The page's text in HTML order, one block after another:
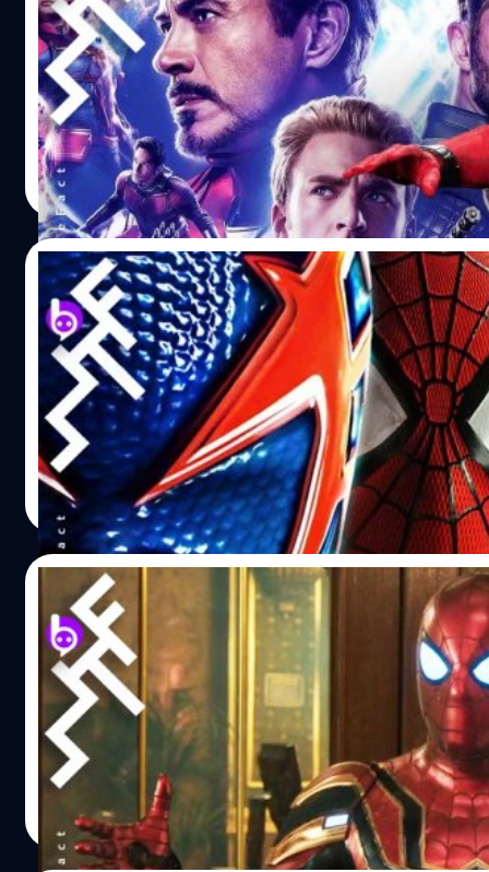
Marvel Studios และ Disney ได้รับความสนใจเป็นอย่างมาก
Spider-Man: Far From Home สามารถคว้ารางวัลใหญ่ไป
เพื่อยกย่องภาพยนตร์ยอดเยี่ยมในสาขาวิทยาศาสตร์, แฟนต
รีส์ทางโทรทัศน์ และรวมถึงผลงานที่สร้างเพื่อฉายในโรงภา
2019 งานการประกาศผลรางวัล Saturn Awards ครั้งที่ 45
โดย…
ปรีดี ฤกษ์วลีกุล| 2519 days ago
Read More
12/09/2019
เมื่อสัญญา 2 ค่ายพังลง Marvel และ Sony สา
หลังจากข่าวแยกทางของ 2 ค่ายอย่าง Sony และ Marvel จบ
ดูเรื่องของอนาคตเรามาปัดฝุ่นมหากาพย์เรื่องราวของ
ด้านการเงินเข้าขั้นวิกฤติ จำให้ต้องขายลิขสิทธิ์ตัวละครออกไ
มีสัญญาว่า 'สิทธิ์ในการสร้างหนัง Spider-Man จะเป็นของ
ตอบแทนที่ Marvel ได้จะมีแค่ค่าลิขสิทธิ์รายปีที่ไม่ได้เกี่ยวข้อง
หลังการเปิดตัว Spider-Man ในเวอร์ชันต่างๆ มันไม่ได้มีปัญห
Natnaree TK| 2521 days ago
Read More
02/09/2019
ยังได้ไปต่อ! Spider-Man: Far From ทำรายไ
เมื่อระยะเวลาในการฉาย Spider-Man: Far From Home ใ
โดยการเปิดฉาย Spider-Man: Far From Home เวอร์ชันใ
ดีเลยทีเดียว ปล. ก่อนหน้านี้ Disney เคยนำ Avengers:
Avengers: Endgame ทำรายได้รวมทั่วโลกแซงหน้า
ภาพยนตร์ Box Office Mojo ได้รายงานว่า Spider-Man:
4.2 ล้านเหรียญ ซึ่งเพิ่มสูงขึ้น 153.2% จากสุดสัปดาห์ก่อนที่ทำ
ปรีดี ฤกษ์วลีกุล | 2531 days ago
Read More